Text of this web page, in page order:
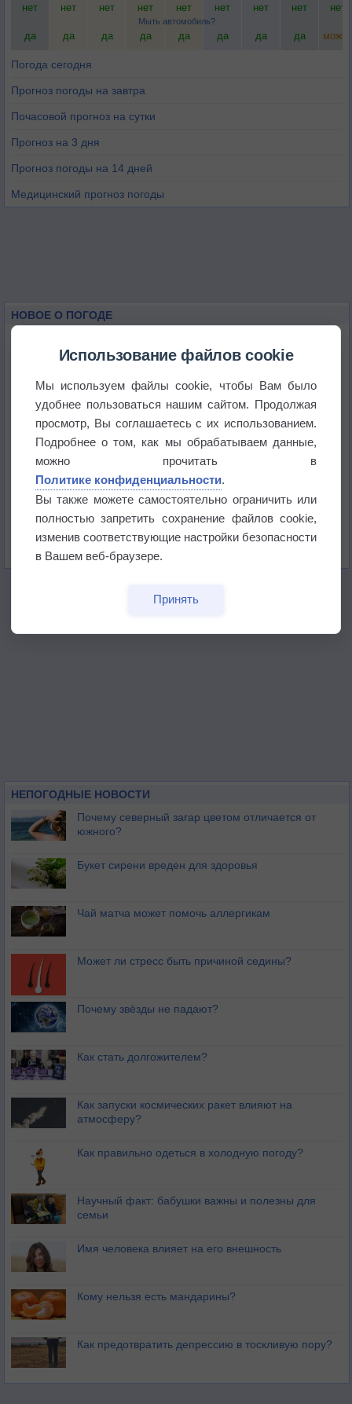
Мыть автомобиль?
нет нет нет нет нет нет нет нет нет
да да да да да да да да
Погода сегодня
Прогноз погоды на завтра
Почасовой прогноз на сутки
Прогноз на 3 дня
Прогноз погоды на 14 дней
Медицинский прогноз погоды
НОВОЕ О ПОГОДЕ
Приложение построит маршрут через тень
Атмосфера начала замерзать
В Приморье обнаружены морские волны тепла
бабочек
НЕПОГОДНЫЕ НОВОСТИ
Почему северный загар цветом отличается от
южного?
Букет сирени вреден для здоровья
Чай матча может помочь аллергикам
Может ли стресс быть причиной седины?
Почему звёзды не падают?
Как стать долгожителем?
Как запуски космических ракет влияют на
атмосферу?
Как правильно одеться в холодную погоду?
Научный факт: бабушки важны и полезны для
семьи
Имя человека влияет на его внешность
Кому нельзя есть мандарины?
Как предотвратить депрессию в тоскливую пору?
Использование файлов cookie
Мы используем файлы cookie, чтобы Вам было
удобнее пользоваться нашим сайтом. Продолжая
просмотр, Вы соглашаетесь с их использованием.
Подробнее о том, как мы обрабатываем данные,
можно прочитать в
Политике конфиденциальности.
Вы также можете самостоятельно ограничить или
полностью запретить сохранение файлов cookie,
изменив соответствующие настройки безопасности
в Вашем веб-браузере.
Принять